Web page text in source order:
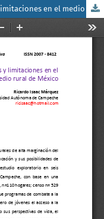
Jóvenes y educación. Oportunidades y limitaciones en el medio rural de México